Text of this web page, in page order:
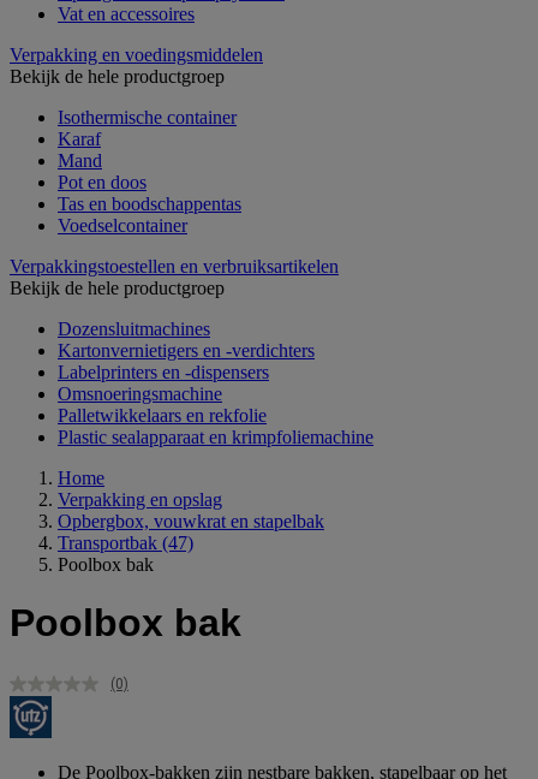
Vat en accessoires
Verpakking en voedingsmiddelen
Bekijk de hele productgroep
Isothermische container
Karaf
Mand
Pot en doos
Tas en boodschappentas
Voedselcontainer
Verpakkingstoestellen en verbruiksartikelen
Bekijk de hele productgroep
Dozensluitmachines
Kartonvernietigers en -verdichters
Labelprinters en -dispensers
Omsnoeringsmachine
Palletwikkelaars en rekfolie
Plastic sealapparaat en krimpfoliemachine
Home
Verpakking en opslag
Opbergbox, vouwkrat en stapelbak
Transportbak (47)
Poolbox bak
Poolbox bak
Geen
(0)
De Poolbox-bakken zijn nestbare bakken, stapelbaar op het